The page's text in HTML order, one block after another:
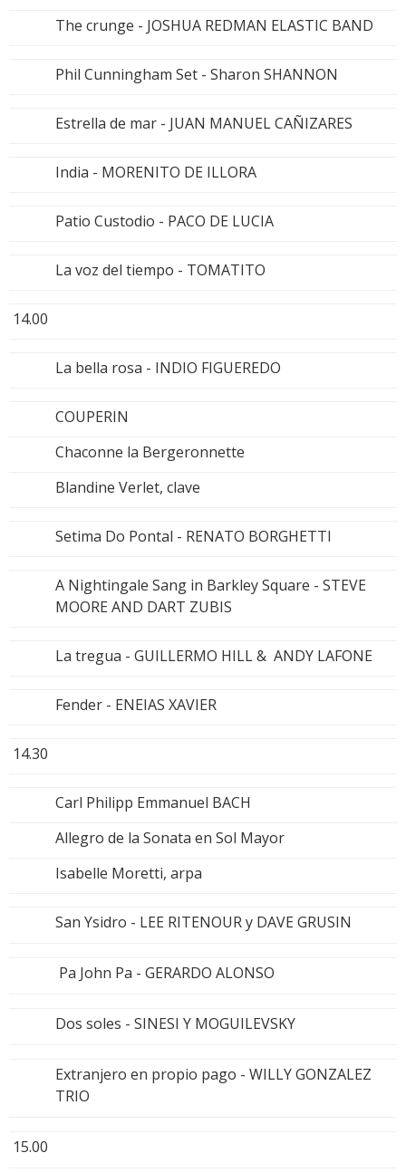
The crunge - JOSHUA REDMAN ELASTIC BAND
Phil Cunningham Set - Sharon SHANNON
Estrella de mar - JUAN MANUEL CAÑIZARES
India - MORENITO DE ILLORA
Patio Custodio - PACO DE LUCIA
La voz del tiempo - TOMATITO
14.00
La bella rosa - INDIO FIGUEREDO
COUPERIN
Chaconne la Bergeronnette
Blandine Verlet, clave
Setima Do Pontal - RENATO BORGHETTI
A Nightingale Sang in Barkley Square - STEVE
MOORE AND DART ZUBIS
La tregua - GUILLERMO HILL & ANDY LAFONE
Fender - ENEIAS XAVIER
14.30
Carl Philipp Emmanuel BACH
Allegro de la Sonata en Sol Mayor
Isabelle Moretti, arpa
San Ysidro - LEE RITENOUR y DAVE GRUSIN
Pa John Pa - GERARDO ALONSO
Dos soles - SINESI Y MOGUILEVSKY
Extranjero en propio pago - WILLY GONZALEZ
TRIO
15.00